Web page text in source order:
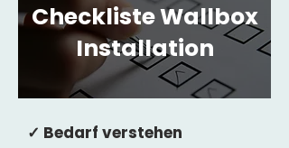
Checkliste Wallbox
Installation
✓ Bedarf verstehen